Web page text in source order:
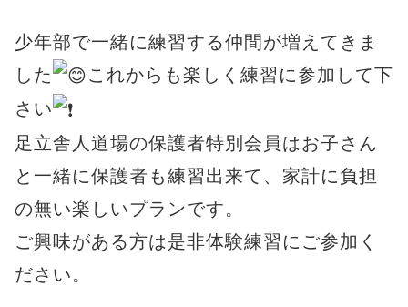
少年部で一緒に練習する仲間が増えてきま
した
これからも楽しく練習に参加して下
さい
足立舎人道場の保護者特別会員はお子さん
と一緒に保護者も練習出来て、家計に負担
の無い楽しいプランです。
ご興味がある方は是非体験練習にご参加く
ださい。